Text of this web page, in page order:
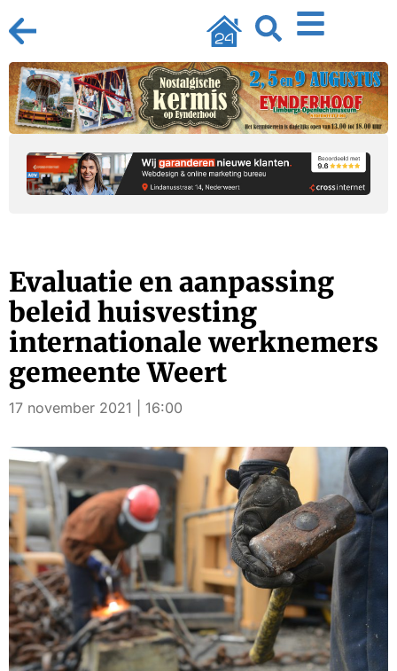
Evaluatie en aanpassing
beleid huisvesting
internationale werknemers
gemeente Weert
17 november 2021 | 16:00